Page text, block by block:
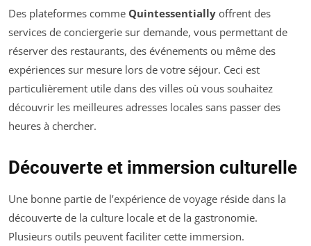
Des plateformes comme Quintessentially offrent des
services de conciergerie sur demande, vous permettant de
réserver des restaurants, des événements ou même des
expériences sur mesure lors de votre séjour. Ceci est
particulièrement utile dans des villes où vous souhaitez
découvrir les meilleures adresses locales sans passer des
heures à chercher.
Découverte et immersion culturelle
Une bonne partie de l’expérience de voyage réside dans la
découverte de la culture locale et de la gastronomie.
Plusieurs outils peuvent faciliter cette immersion.